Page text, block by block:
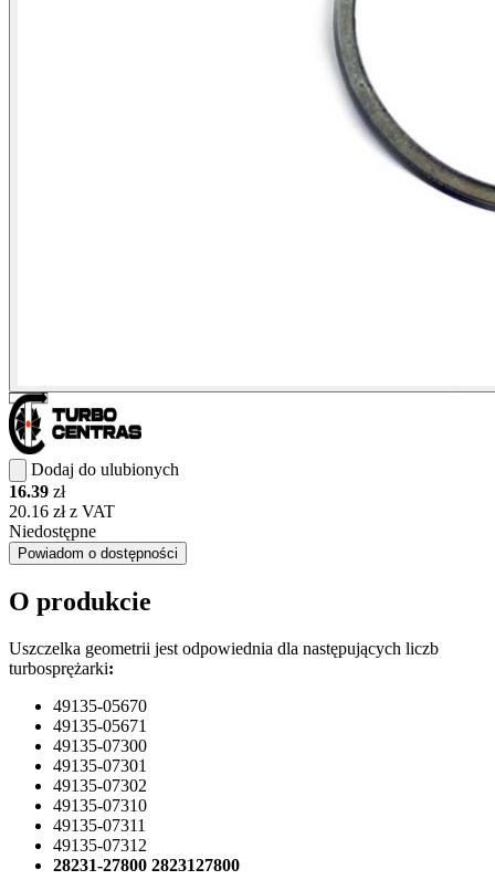
Dodaj do ulubionych
16.39 zł
20.16 zł z VAT
Niedostępne
Powiadom o dostępności
O produkcie
Uszczelka geometrii jest odpowiednia dla następujących liczb
turbosprężarki:
49135-05670
49135-05671
49135-07300
49135-07301
49135-07302
49135-07310
49135-07311
49135-07312
28231-27800 2823127800